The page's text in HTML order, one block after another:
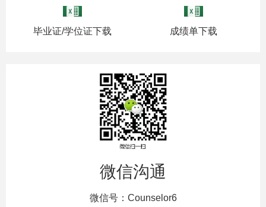
毕业证/学位证下载 成绩单下载
微信沟通
微信号：Counselor6